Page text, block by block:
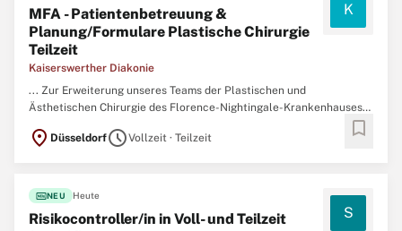
MFA - Patientenbetreuung &
Planung/Formulare Plastische Chirurgie
Teilzeit
Kaiserswerther Diakonie
K
... Zur Erweiterung unseres Teams der Plastischen und
Ästhetischen Chirurgie des Florence-Nightingale-Krankenhauses
Fachangestellte in Teilzeit(70%) (m/w/d) (zunächst befristet als
location_on DüsseldorfscheduleVollzeit · Teilzeit bookmark
fiber_newNEU Heute
Risikocontroller/in in Voll- und Teilzeit
S